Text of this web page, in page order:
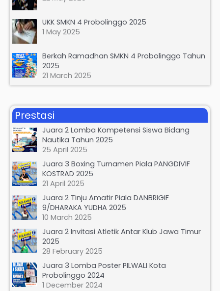
UKK SMKN 4 Probolinggo 2025
1 May 2025
Berkah Ramadhan SMKN 4 Probolinggo Tahun
2025
21 March 2025
Prestasi
Juara 2 Lomba Kompetensi Siswa Bidang
Nautika Tahun 2025
25 April 2025
Juara 3 Boxing Turnamen Piala PANGDIVIF
KOSTRAD 2025
21 April 2025
Juara 2 Tinju Amatir Piala DANBRIGIF
9/DHARAKA YUDHA 2025
10 March 2025
Juara 2 Invitasi Atletik Antar Klub Jawa Timur
2025
28 February 2025
Juara 3 Lomba Poster PILWALI Kota
Probolinggo 2024
1 December 2024